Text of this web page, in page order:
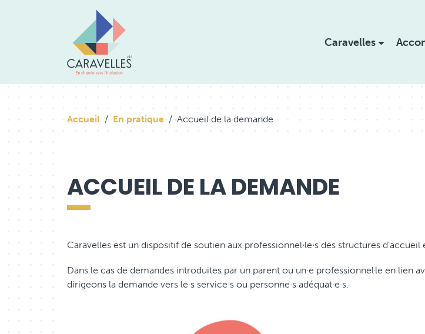
Caravelles
Accueil En pratique Accueil de la demande
ACCUEIL DE LA DEMANDE
Caravelles est un dispositif de soutien aux professionnel∙le∙s des structures
Dans le cas de demandes introduites par un parent ou un·e professionnel·le en lien
dirigeons la demande vers le·s service·s ou personne·s adéquat·e·s.